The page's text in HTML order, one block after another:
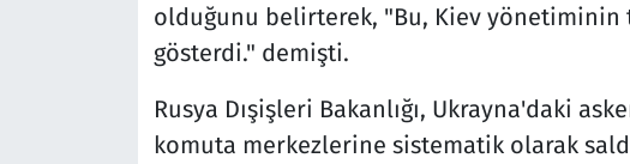
olduğunu belirterek, "Bu, Kiev yönetiminin
gösterdi." demişti.
Rusya Dışişleri Bakanlığı, Ukrayna'daki
komuta merkezlerine sistematik olarak